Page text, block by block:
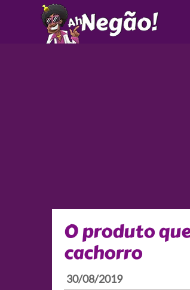
O produto
cachorro
30/08/2019